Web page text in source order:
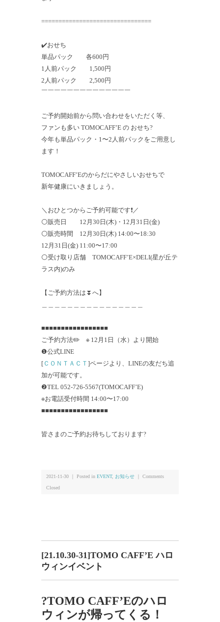
================================
✔️おせち
単品パック 各600円
1人前パック 1,500円
2人前パック 2,500円
￣￣￣￣￣￣￣￣￣￣￣￣￣￣
ご予約開始前から問い合わせをいただく等、
ファンも多い TOMOCAFF’E の おせち?
今年も単品パック・1〜2人前パックをご用意し
ます！
TOMOCAFF’Eのからだにやさしいおせちで
新年健康にいきましょう。
＼おひとつからご予約可能です❗️／
⚪️販売日 12月30日(木)・12月31日(金)
⚪️販売時間 12月30日(木) 14:00〜18:30
12月31日(金) 11:00〜17:00
⚪️受け取り店舗 TOMOCAFF’E×DELI(星が丘テ
ラス内)のみ
【ご予約方法は⏬へ】
■■■■■■■■■■■■■■■■■
ご予約方法✏️ ※ 12月1日（水）より開始
❶公式LINE
[ ＣＯＮＴＡＣＴ ]ページより、LINEの友だち追
加が可能です。
❷TEL 052-726-5567(TOMOCAFF’E)
※お電話受付時間 14:00〜17:00
■■■■■■■■■■■■■■■■■
皆さまのご予約お待ちしております?
2021-11-30 ｜ Posted in EVENT, お知らせ Comments
Closed
[21.10.30-31]TOMO CAFF’E ハロ
ウィンイベント
?TOMO CAFF’Eのハロ
ウィンが帰ってくる！